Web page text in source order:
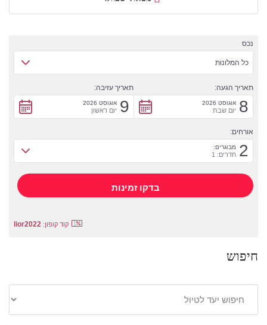
נכס
כל המלונות
תאריך הגעה:
8 אוגוסט 2026
יום שבת
תאריך עזיבה:
9 אוגוסט 2026
יום ראשון
אורחים:
2 מבוגרים:
חדרים: 1
קוד קופון: lior2022
חיפוש